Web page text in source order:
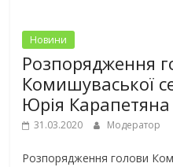
Новини
Розпорядження
Комишуваської
Юрія Карапетяна
31.03.2020 Модератор
Розпорядження голови